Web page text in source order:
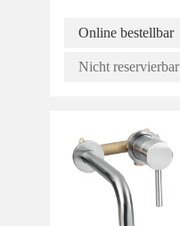
Online bestellbar
Nicht reservierbar